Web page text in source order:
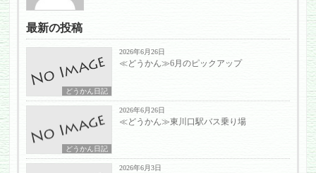
最新の投稿
どうかん日記
2026年6月26日
≪どうかん≫6月のピックアップ
どうかん日記
2026年6月26日
≪どうかん≫東川口駅バス乗り場
2026年6月3日